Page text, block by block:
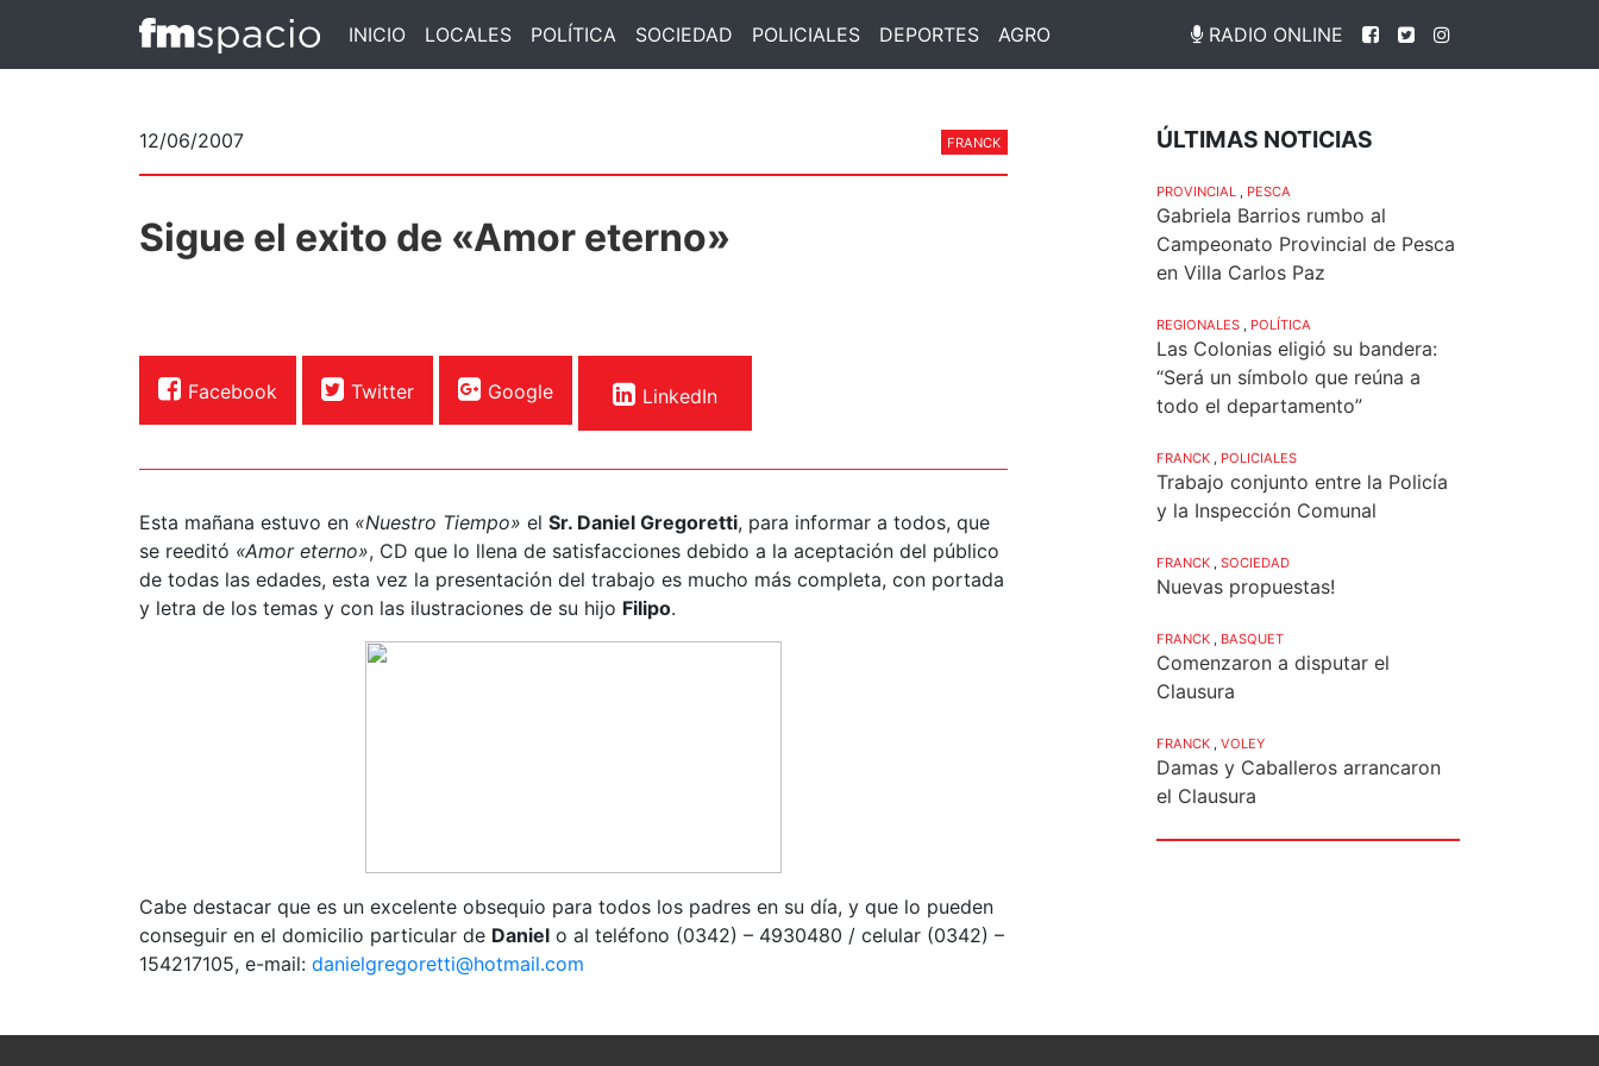
INICIO LOCALES POLÍTICA SOCIEDAD POLICIALES DEPORTES AGRO RADIO ONLINE
12/06/2007 FRANCK
Sigue el exito de «Amor eterno»
Facebook Twitter Google LinkedIn
Esta mañana estuvo en «Nuestro Tiempo» el Sr. Daniel Gregoretti, para informar a todos, que
se reeditó «Amor eterno», CD que lo llena de satisfacciones debido a la aceptación del público
de todas las edades, esta vez la presentación del trabajo es mucho más completa, con portada
y letra de los temas y con las ilustraciones de su hijo Filipo.
Cabe destacar que es un excelente obsequio para todos los padres en su día, y que lo pueden
conseguir en el domicilio particular de Daniel o al teléfono (0342) – 4930480 / celular (0342) –
154217105, e-mail: danielgregoretti@hotmail.com
ÚLTIMAS NOTICIAS
PROVINCIAL PESCA
Gabriela Barrios rumbo al
Campeonato Provincial de Pesca
en Villa Carlos Paz
REGIONALES POLÍTICA
Las Colonias eligió su bandera:
“Será un símbolo que reúna a
todo el departamento”
FRANCK POLICIALES
Trabajo conjunto entre la Policía
y la Inspección Comunal
FRANCK SOCIEDAD
Nuevas propuestas!
FRANCK BASQUET
Comenzaron a disputar el
Clausura
FRANCK VOLEY
Damas y Caballeros arrancaron
el Clausura